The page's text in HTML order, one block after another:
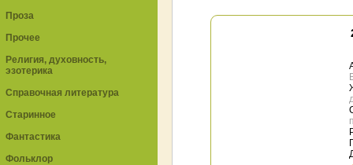
Проза
Прочее
Религия, духовность,
эзотерика
Справочная литература
Старинное
Фантастика
Фольклор